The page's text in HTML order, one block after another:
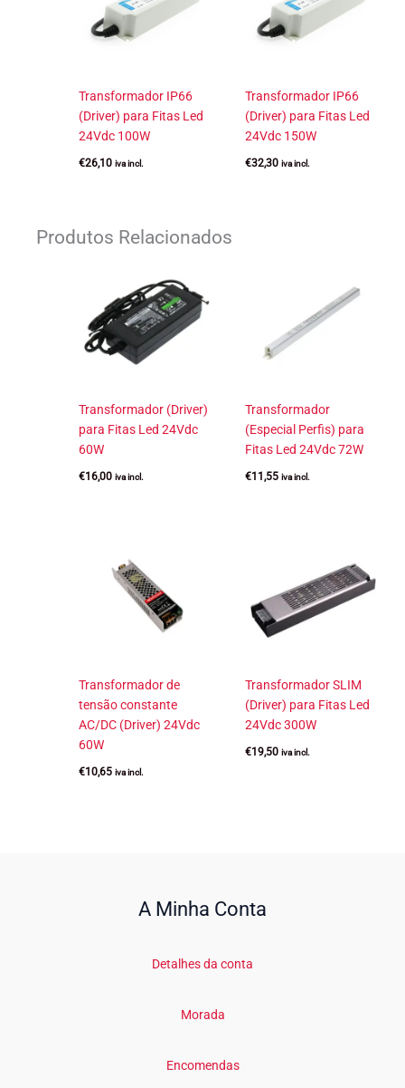
Transformador IP66
(Driver) para Fitas Led
24Vdc 100W
€26,10 iva incl.
Transformador IP66
(Driver) para Fitas Led
24Vdc 150W
€32,30 iva incl.
Produtos Relacionados
Transformador (Driver)
para Fitas Led 24Vdc
60W
€16,00 iva incl.
Transformador
(Especial Perfis) para
Fitas Led 24Vdc 72W
€11,55 iva incl.
Transformador de
tensão constante
AC/DC (Driver) 24Vdc
60W
€10,65 iva incl.
Transformador SLIM
(Driver) para Fitas Led
24Vdc 300W
€19,50 iva incl.
A Minha Conta
Detalhes da conta
Morada
Encomendas